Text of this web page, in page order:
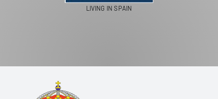
PASEOS EN CAMELLO